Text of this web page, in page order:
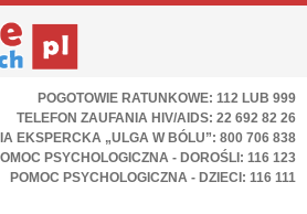
POGOTOWIE RATUNKOWE: 112 LUB 999
TELEFON ZAUFANIA HIV/AIDS: 22 692 82 26
EKSPERCKA „ULGA W BÓLU”: 800 706 838
PSYCHOLOGICZNA - DOROŚLI: 116 123
POMOC PSYCHOLOGICZNA - DZIECI: 116 111